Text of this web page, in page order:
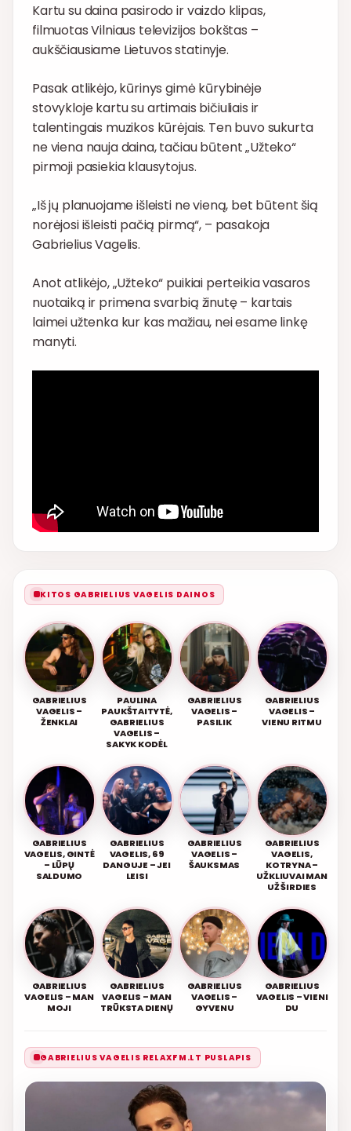
Kartu su daina pasirodo ir vaizdo klipas,
filmuotas Vilniaus televizijos bokštas –
aukščiausiame Lietuvos statinyje.
Pasak atlikėjo, kūrinys gimė kūrybinėje
stovykloje kartu su artimais bičiuliais ir
talentingais muzikos kūrėjais. Ten buvo sukurta
ne viena nauja daina, tačiau būtent „Užteko“
pirmoji pasiekia klausytojus.
„Iš jų planuojame išleisti ne vieną, bet būtent šią
norėjosi išleisti pačią pirmą“, – pasakoja
Gabrielius Vagelis.
Anot atlikėjo, „Užteko“ puikiai perteikia vasaros
nuotaiką ir primena svarbią žinutę – kartais
laimei užtenka kur kas mažiau, nei esame linkę
manyti.
KITOS GABRIELIUS VAGELIS DAINOS
GABRIELIUS
VAGELIS –
ŽENKLAI
PAULINA
PAUKŠTAITYTĖ,
GABRIELIUS
VAGELIS –
SAKYK KODĖL
GABRIELIUS
VAGELIS –
PASILIK
GABRIELIUS
VAGELIS –
VIENU RITMU
GABRIELIUS
VAGELIS, GINTĖ
– LŪPŲ
SALDUMO
GABRIELIUS
VAGELIS, 69
DANGUJE – JEI
LEISI
GABRIELIUS
VAGELIS –
ŠAUKSMAS
GABRIELIUS
VAGELIS,
KOTRYNA –
UŽKLIUVAI MAN
UŽ ŠIRDIES
GABRIELIUS
VAGELIS – MAN
MOJI
GABRIELIUS
VAGELIS – MAN
TRŪKSTA DIENŲ
GABRIELIUS
VAGELIS –
GYVENU
GABRIELIUS
VAGELIS – VIENI
DU
GABRIELIUS VAGELIS RELAXFM.LT PUSLAPIS